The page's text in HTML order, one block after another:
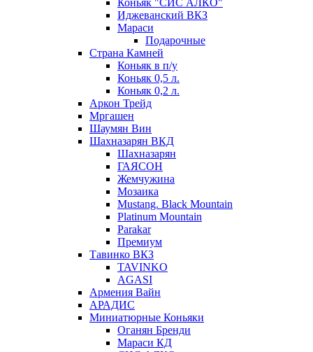
Коньяк "СИС АЛКО"
Иджеванский ВКЗ
Мараси
Подарочные
Страна Камней
Коньяк в п/у
Коньяк 0,5 л.
Коньяк 0,2 л.
Аркон Трейд
Мргашен
Шаумян Вин
Шахназарян ВКД
Шахназарян
ГАЯСОН
Жемчужина
Мозаика
Mustang. Black Mountain
Platinum Mountain
Parakar
Премиум
Тавинко ВКЗ
TAVINKO
AGASI
Армения Вайн
АРАДИС
Миниатюрные Коньяки
Оганян Бренди
Мараси КД